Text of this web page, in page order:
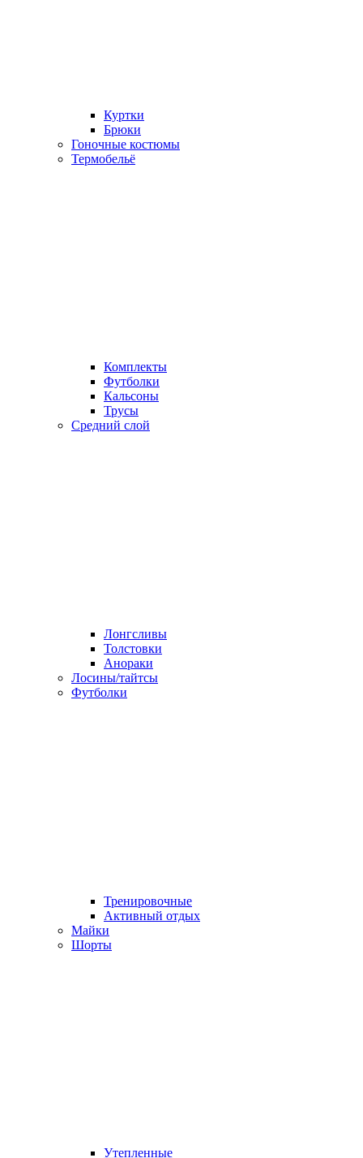
Куртки
Брюки
Гоночные костюмы
Термобельё
Комплекты
Футболки
Кальсоны
Трусы
Средний слой
Лонгсливы
Толстовки
Анораки
Лосины/тайтсы
Футболки
Тренировочные
Активный отдых
Майки
Шорты
Утепленные